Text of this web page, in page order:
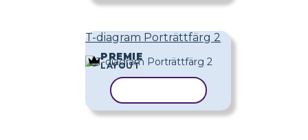
T-diagram Porträttfärg 2
PREMIE
LAYOUT